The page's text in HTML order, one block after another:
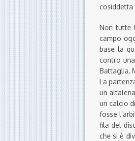
cosiddetta
Non tutte
campo
base la
contro
Battaglia,
La
un
un calcio
fosse
fila del
che si è